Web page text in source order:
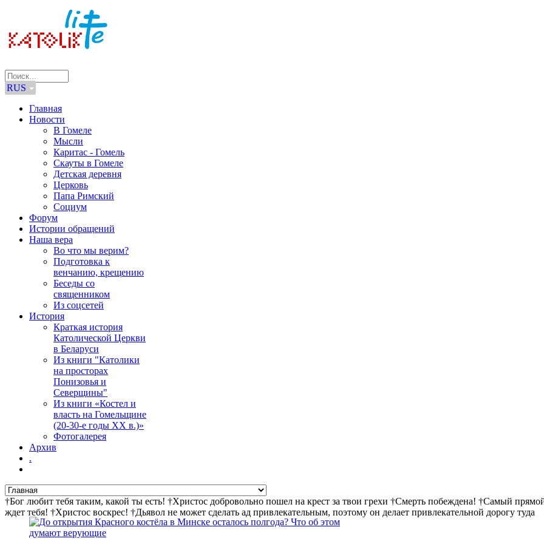
RUS
Главная
Новости
В Гомеле
Мысли
Каритас - Гомель
Скауты в Гомеле
Детская деревня
Церковь
Папа Римский
Социум
Форум
Истории обращений
Наша вера
Во что мы верим?
Подготовка к
венчанию, крещению
Беседы со
священником
Из соцсетей
История
Краткая история
Католической Церкви
в Беларуси
Из книги "Католики
на просторах
Понизовья и
Северщины"
Из книги «Костел и
власть на Гомельщине
(20-30-е годы ХХ в.)»
Фотогалерея
Архив
.
†Бог любит тебя таким, какой ты есть! †Христос добровольно пошел на крест за твои грехи †Смерть побеждена! †Самый
ждет тебя! †Христос воскрес! †Дьявол не может сделать ад привлекательным, поэтому он делает привлекательной дорогу туда